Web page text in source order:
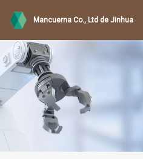
Mancuerna Co., Ltd de Jinhua